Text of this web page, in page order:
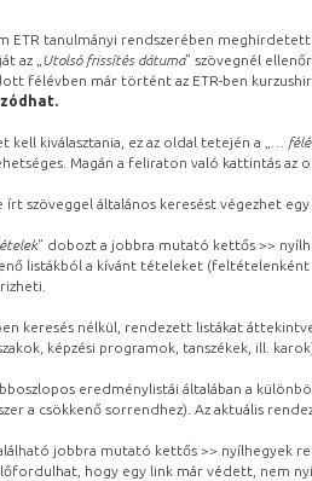
ETR tanulmányi rendszerében
az „ Utolsó frissítés dátuma” szövegnél
félévben már történt az ETR-ben
kiválasztania, ez az oldal tetején a „
…
Magán a feliraton való kattintás az
írt szöveggel általános keresést végezhet
” dobozt a jobbra mutató kettős >>
listákból a kívánt tételeket (feltételenként
keresés nélkül, rendezett listákat
képzési programok, tanszékek, ill.
eredménylistái általában a
a csökkenő sorrendhez). Az aktuális
jobbra mutató kettős >> nyílhegyek
hogy egy link már védett, nem